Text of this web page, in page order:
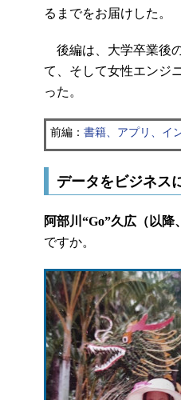
るまでをお届けした。
後編は、大学卒業後
て、そして女性エンジ
った。
前編： 書籍、アプリ、イ
データをビジネス
阿部川“Go”久広（以降
ですか。